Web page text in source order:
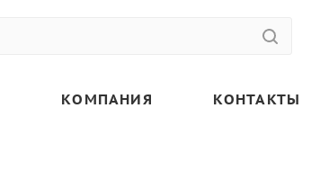
КОМПАНИЯ КОНТАКТЫ